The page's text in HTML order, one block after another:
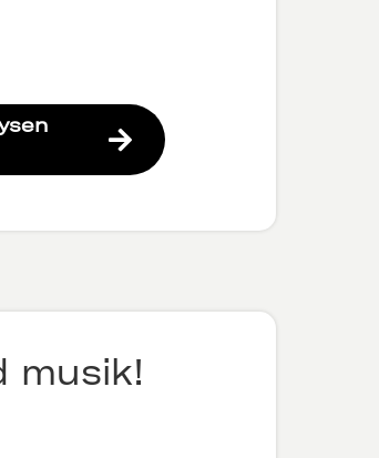
musik!